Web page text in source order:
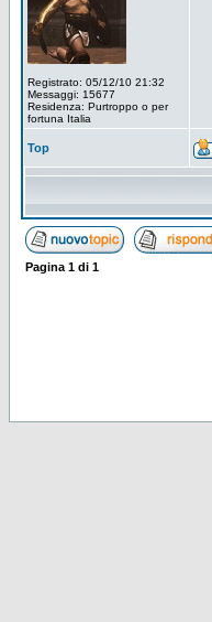
Registrato: 05/12/10 21:32
Messaggi: 15677
Residenza: Purtroppo o per
fortuna Italia
Top
Pagina 1 di 1